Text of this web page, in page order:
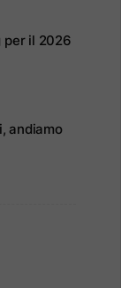
per il 2026
andiamo